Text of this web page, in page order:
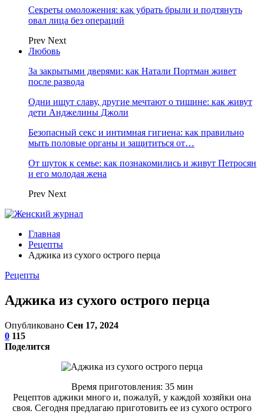
Секреты омоложения: как убрать брыли и подтянуть
овал лица без операций
Prev Next
Любовь
За закрытыми дверями: как Натали Портман живет
после развода
Одни ищут славу, другие мечтают о тишине: как живут
дети Анджелины Джоли
Безопасный секс и интимная гигиена: как правильно
мыть половые органы и защититься от…
От шуток к семье: как познакомились и живут Петросян
и его молодая жена
Prev Next
Главная
Рецепты
Аджика из сухого острого перца
Рецепты
Аджика из сухого острого перца
Опубликовано Сен 17, 2024
0 115
Поделится
Время приготовления: 35 мин
Рецептов аджики много и, пожалуй, у каждой хозяйки она
своя. Сегодня предлагаю приготовить ее из сухого острого